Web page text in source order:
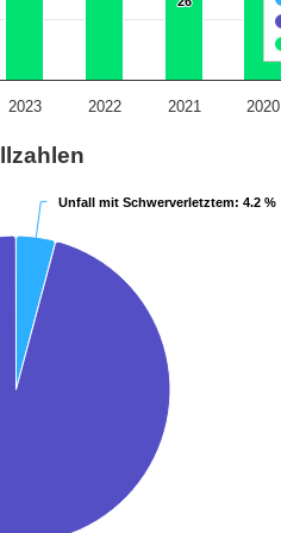
2023 2022 2021 2020
Unfall mit Schwerverletztem: 4.2 %
Unfall mit Schwerverletztem: 4.2 %